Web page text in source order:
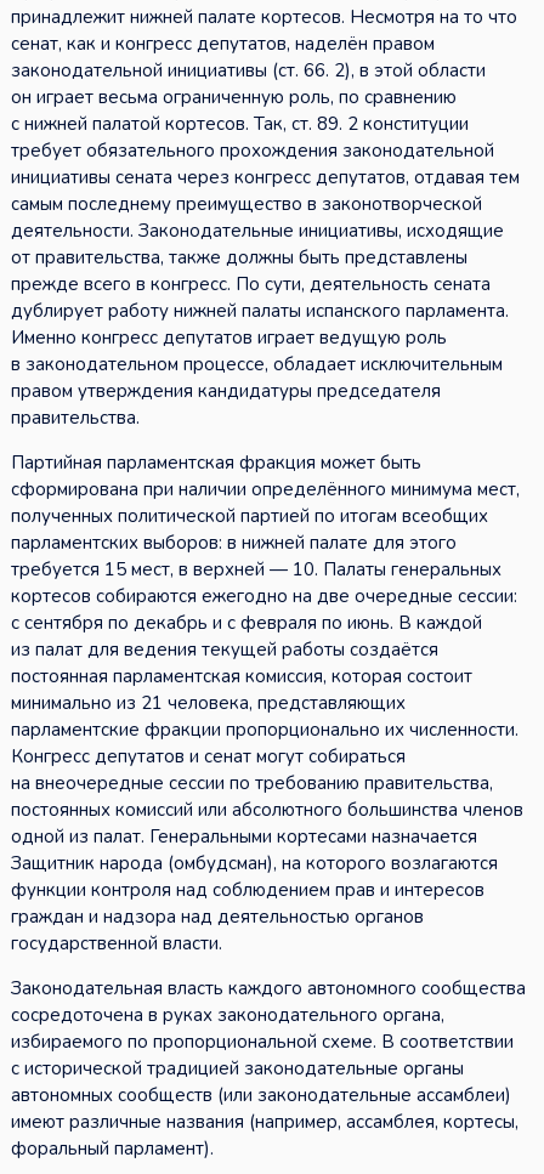
принадлежит нижней палате кортесов. Несмотря на то что
сенат, как и конгресс депутатов, наделён правом
законодательной инициативы (ст. 66. 2), в этой области
он играет весьма ограниченную роль, по сравнению
с нижней палатой кортесов. Так, ст. 89. 2 конституции
требует обязательного прохождения законодательной
инициативы сената через конгресс депутатов, отдавая тем
самым последнему преимущество в законотворческой
деятельности. Законодательные инициативы, исходящие
от правительства, также должны быть представлены
прежде всего в конгресс. По сути, деятельность сената
дублирует работу нижней палаты испанского парламента.
Именно конгресс депутатов играет ведущую роль
в законодательном процессе, обладает исключительным
правом утверждения кандидатуры председателя
правительства.
Партийная парламентская фракция может быть
сформирована при наличии определённого минимума мест,
полученных политической партией по итогам всеобщих
парламентских выборов: в нижней палате для этого
требуется 15 мест, в верхней — 10. Палаты генеральных
кортесов собираются ежегодно на две очередные сессии:
с сентября по декабрь и с февраля по июнь. В каждой
из палат для ведения текущей работы создаётся
постоянная парламентская комиссия, которая состоит
минимально из 21 человека, представляющих
парламентские фракции пропорционально их численности.
Конгресс депутатов и сенат могут собираться
на внеочередные сессии по требованию правительства,
постоянных комиссий или абсолютного большинства членов
одной из палат. Генеральными кортесами назначается
Защитник народа (омбудсман), на которого возлагаются
функции контроля над соблюдением прав и интересов
граждан и надзора над деятельностью органов
государственной власти.
Законодательная власть каждого автономного сообщества
сосредоточена в руках законодательного органа,
избираемого по пропорциональной схеме. В соответствии
с исторической традицией законодательные органы
автономных сообществ (или законодательные ассамблеи)
имеют различные названия (например, ассамблея, кортесы,
форальный парламент).